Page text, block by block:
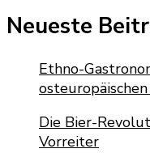
Neueste
Ethno-
Die Bier-
Vorreiter